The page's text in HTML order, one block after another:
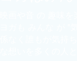
ヨガも みんな が